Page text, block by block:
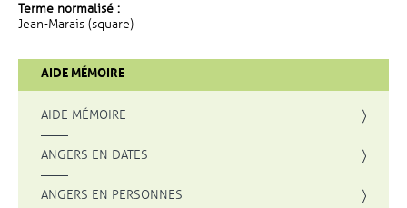
Terme normalisé :
Jean-Marais (square)
AIDE MÉMOIRE
AIDE MÉMOIRE
ANGERS EN DATES
ANGERS EN PERSONNES